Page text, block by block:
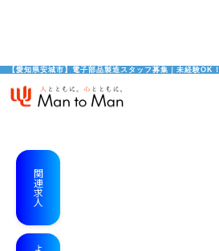
【愛知県安城市】電子部品製造スタッフ募集｜未経験OK！
関連求人